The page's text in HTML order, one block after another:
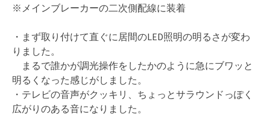
※メインブレーカーの二次側配線に装着
・まず取り付けて直ぐに居間のLED照明の明るさが変わ
りました。
まるで誰かが調光操作をしたかのように急にブワッと
明るくなった感じがしました。
・テレビの音声がクッキリ、ちょっとサラウンドっぽく
広がりのある音になりました。